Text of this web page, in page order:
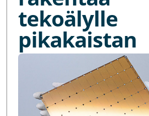
tekoälylle
pikakaistan